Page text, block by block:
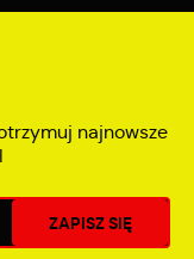
najnowsze